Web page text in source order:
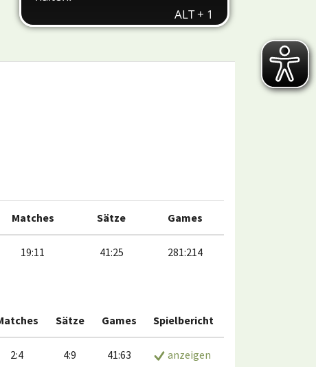
Matches Sätze Games
19:11 41:25 281:214
Sätze Games Spielbericht
2:4 4:9 41:63 anzeigen